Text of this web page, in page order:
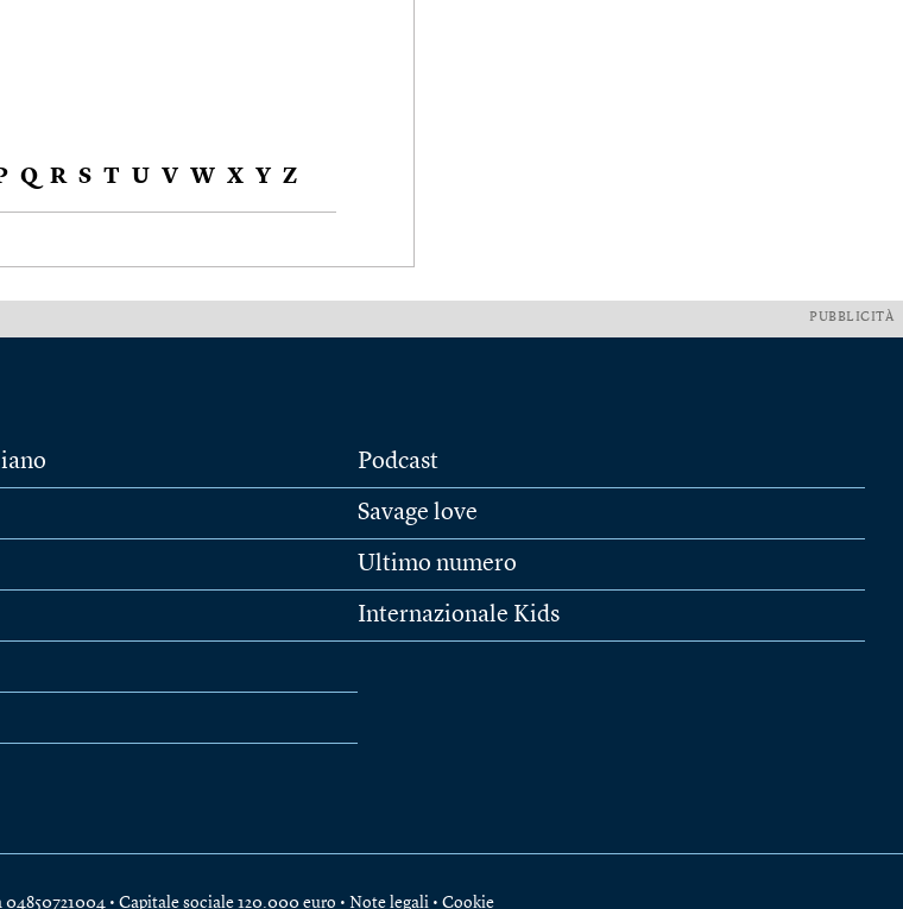
Q R S T U V W X Y Z
PUBBLICITÀ
Podcast
Savage love
Ultimo numero
Internazionale Kids
• Capitale sociale 120.000 euro • Note legali • Cookie